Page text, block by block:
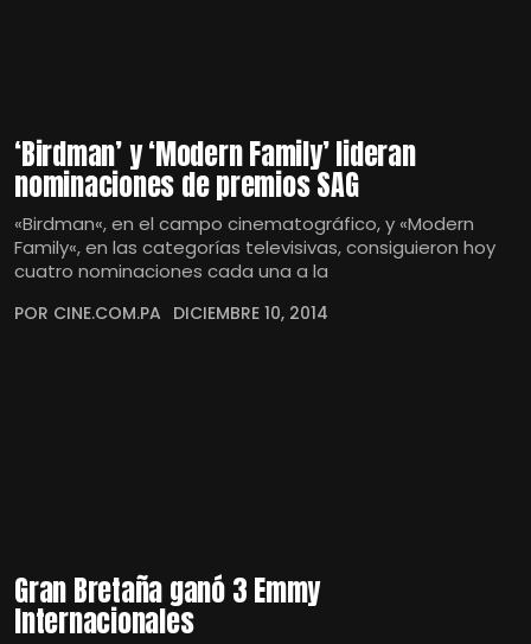
‘Birdman’ y ‘Modern Family’ lideran
nominaciones de premios SAG
«Birdman«, en el campo cinematográfico, y «Modern
Family«, en las categorías televisivas, consiguieron hoy
cuatro nominaciones cada una a la
POR CINE.COM.PA DICIEMBRE 10, 2014
Gran Bretaña ganó 3 Emmy
Internacionales